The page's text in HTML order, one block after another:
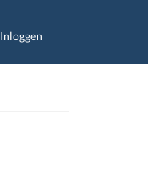
Inloggen